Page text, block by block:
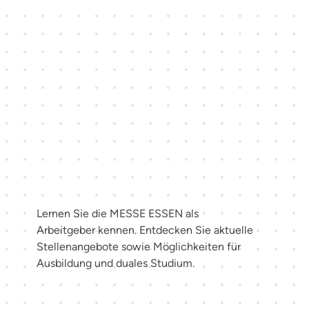
Karriere bei der MESSE
ESSEN
Lernen Sie die MESSE ESSEN als
Arbeitgeber kennen. Entdecken Sie aktuelle
Stellenangebote sowie Möglichkeiten für
Ausbildung und duales Studium.